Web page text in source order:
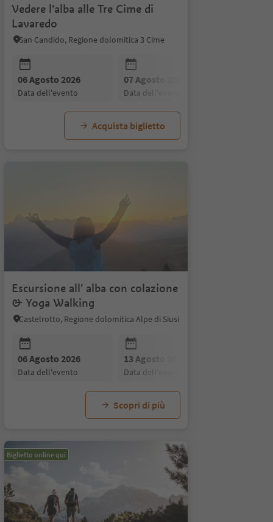
10 Agosto 2026
data dell'evento
20 Agosto 2026
data dell'evento
27 Agosto 2026
data dell'evento
Vedere l'alba alle Tre Cime di
Lavaredo
San Candido, Regione dolomitica 3 Cime
06 Agosto 2026
data dell'evento
07 Agosto 2026
data dell'evento
Acquista biglietto
03 Settembre 2026
data dell'evento
08 Agosto 2026
data dell'evento
09 Agosto 2026
data dell'evento
Escursione all' alba con colazione
& Yoga Walking
Castelrotto, Regione dolomitica Alpe di Siusi
06 Agosto 2026
data dell'evento
13 Agosto 2026
data dell'evento
Scopri di più
Biglietto online qui